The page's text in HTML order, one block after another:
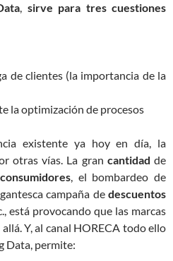
, sirve para tres cuestiones
de clientes (la importancia de la
la optimización de procesos
existente ya hoy en día, la
otras vías. La gran cantidad de
consumidores, el bombardeo de
campaña de descuentos
está provocando que las marcas
Y, al canal HORECA todo ello
Data, permite: